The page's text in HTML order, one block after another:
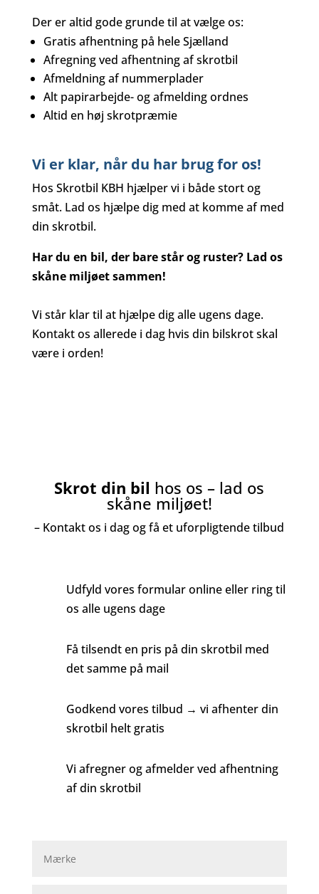
Der er altid gode grunde til at vælge os:
Gratis afhentning på hele Sjælland
Afregning ved afhentning af skrotbil
Afmeldning af nummerplader
Alt papirarbejde- og afmelding ordnes
Altid en høj skrotpræmie
Vi er klar, når du har brug for os!
Hos Skrotbil KBH hjælper vi i både stort og
småt. Lad os hjælpe dig med at komme af med
din skrotbil.
Har du en bil, der bare står og ruster? Lad os
skåne miljøet sammen!
Vi står klar til at hjælpe dig alle ugens dage.
Kontakt os allerede i dag hvis din bilskrot skal
være i orden!
Skrot din bil hos os – lad os
skåne miljøet!
– Kontakt os i dag og få et uforpligtende tilbud
Udfyld vores formular online eller ring til
os alle ugens dage
Få tilsendt en pris på din skrotbil med
det samme på mail
Godkend vores tilbud → vi afhenter din
skrotbil helt gratis
Vi afregner og afmelder ved afhentning
af din skrotbil